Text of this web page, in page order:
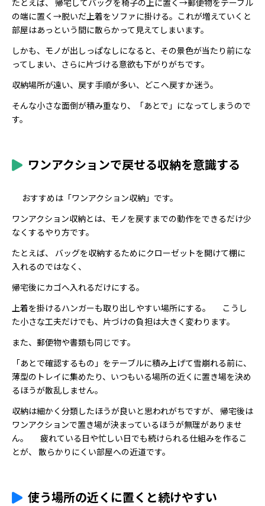
たとえば、 帰宅してバッグを椅子の上に置く→郵便物をテーブル
の端に置く→脱いだ上着をソファに掛ける。これが増えていくと
部屋はあっという間に散らかって見えてしまいます。
しかも、モノが出しっぱなしになると、その景色が当たり前にな
ってしまい、さらに片づける意欲も下がりがちです。
収納場所が遠い、戻す手順が多い、どこへ戻すか迷う。
そんな小さな面倒が積み重なり、「あとで」になってしまうので
す。
ワンアクションで戻せる収納を意識する
おすすめは「ワンアクション収納」です。
ワンアクション収納とは、モノを戻すまでの動作をできるだけ少
なくするやり方です。
たとえば、 バッグを収納するためにクローゼットを開けて棚に
入れるのではなく、
帰宅後にカゴへ入れるだけにする。
上着を掛けるハンガーも取り出しやすい場所にする。 こうし
た小さな工夫だけでも、片づけの負担は大きく変わります。
また、郵便物や書類も同じです。
「あとで確認するもの」をテーブルに積み上げて雪崩れる前に、
薄型のトレイに集めたり、いつもいる場所の近くに置き場を決め
るほうが散乱しません。
収納は細かく分類したほうが良いと思われがちですが、 帰宅後は
ワンアクションで置き場が決まっているほうが無理がありませ
ん。 疲れている日や忙しい日でも続けられる仕組みを作るこ
とが、 散らかりにくい部屋への近道です。
使う場所の近くに置くと続けやすい